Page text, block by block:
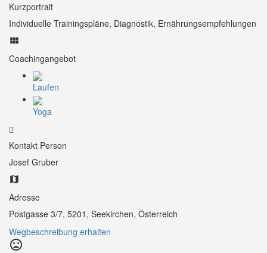
Kurzportrait
Individuelle Trainingspläne, Diagnostik, Ernährungsempfehlungen
Coachingangebot
Laufen
Yoga
Kontakt Person
Josef Gruber
Adresse
Postgasse 3/7, 5201, Seekirchen, Österreich
Wegbeschreibung erhalten
mood_bad